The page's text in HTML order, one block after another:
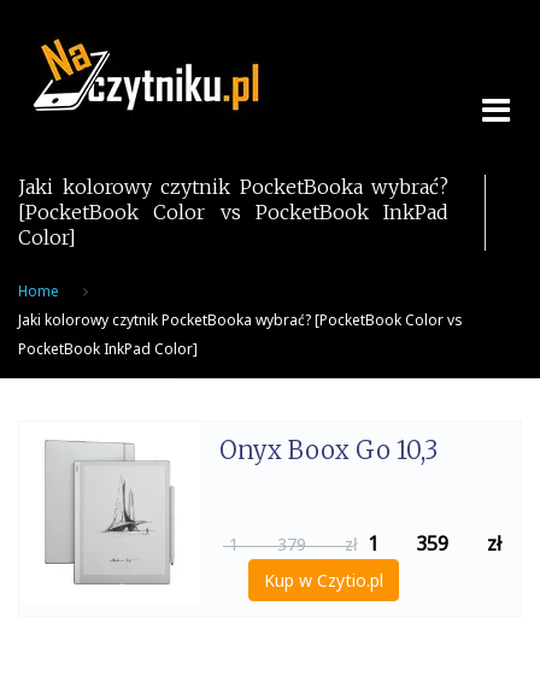
content
Jaki kolorowy czytnik PocketBooka wybrać?
[PocketBook Color vs PocketBook InkPad
Color]
Home
Jaki kolorowy czytnik PocketBooka wybrać? [PocketBook Color vs
PocketBook InkPad Color]
Onyx Boox Go 10,3
1 379 zł 1 359 zł
Kup w Czytio.pl